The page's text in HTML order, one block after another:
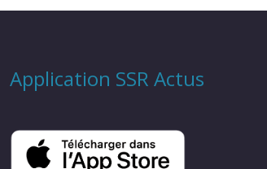
Application SSR Actus